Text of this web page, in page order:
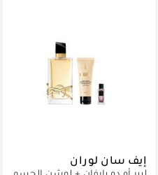
إيف سان لوران